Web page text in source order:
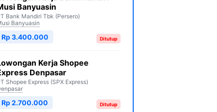
Banyuasin
Bank Mandiri Tbk (Persero)
Banyuasin
Ditutup
Rp 3.400.000
Kerja Shopee
Denpasar
Shopee Express (SPX Express)
Ditutup
Rp 2.700.000